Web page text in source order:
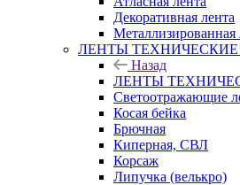
Декоративная лента
Металлизированная
ЛЕНТЫ ТЕХНИЧЕСКИЕ
Назад
ЛЕНТЫ
Светоотражающие
Косая бейка
Брючная
Киперная, СВЛ
Корсаж
Липучка (велькро)